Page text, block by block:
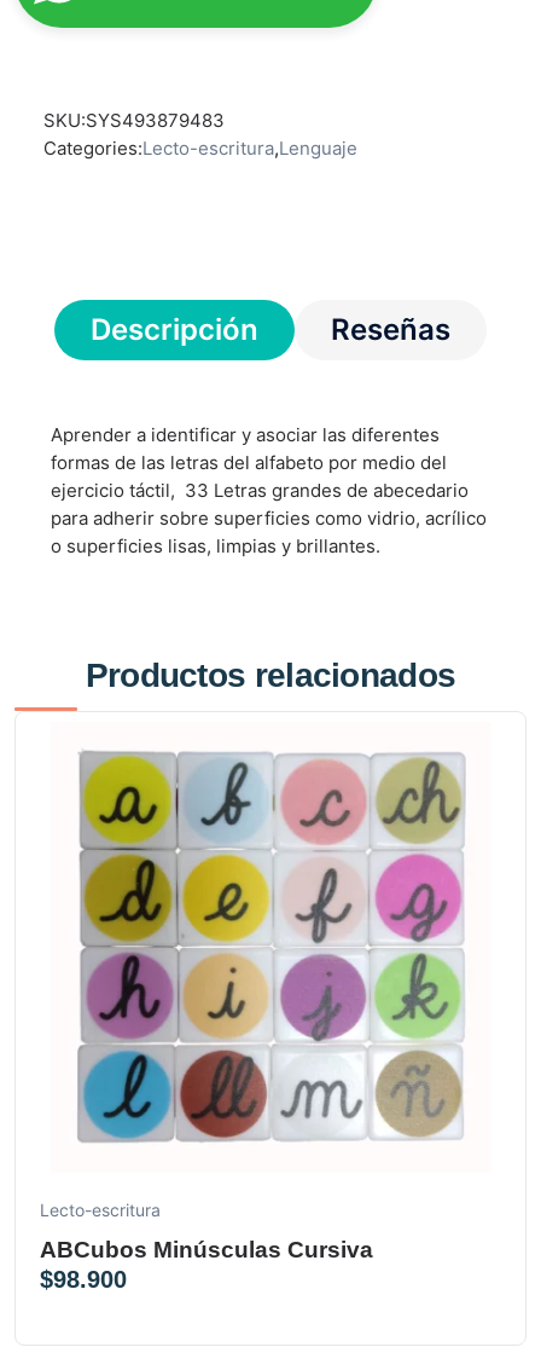
SKU:SYS493879483
Categories:Lecto-escritura,Lenguaje
Descripción Reseñas
Aprender a identificar y asociar las diferentes
formas de las letras del alfabeto por medio del
ejercicio táctil, 33 Letras grandes de abecedario
para adherir sobre superficies como vidrio, acrílico
o superficies lisas, limpias y brillantes.
Productos relacionados
Lecto-escritura
ABCubos Minúsculas Cursiva
$98.900